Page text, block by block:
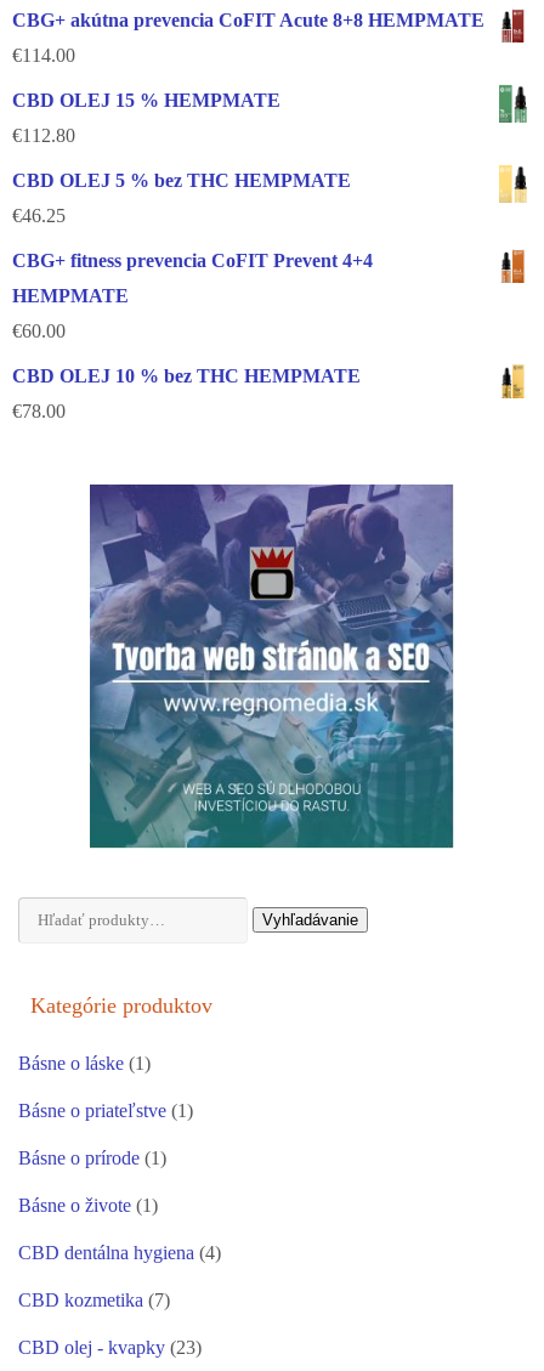
CBG+ akútna prevencia CoFIT Acute 8+8 HEMPMATE
€114.00
CBD OLEJ 15 % HEMPMATE
€112.80
CBD OLEJ 5 % bez THC HEMPMATE
€46.25
CBG+ fitness prevencia CoFIT Prevent 4+4
HEMPMATE
€60.00
CBD OLEJ 10 % bez THC HEMPMATE
€78.00
Hľadať: Vyhľadávanie
Kategórie produktov
Básne o láske (1)
Básne o priateľstve (1)
Básne o prírode (1)
Básne o živote (1)
CBD dentálna hygiena (4)
CBD kozmetika (7)
CBD olej - kvapky (23)